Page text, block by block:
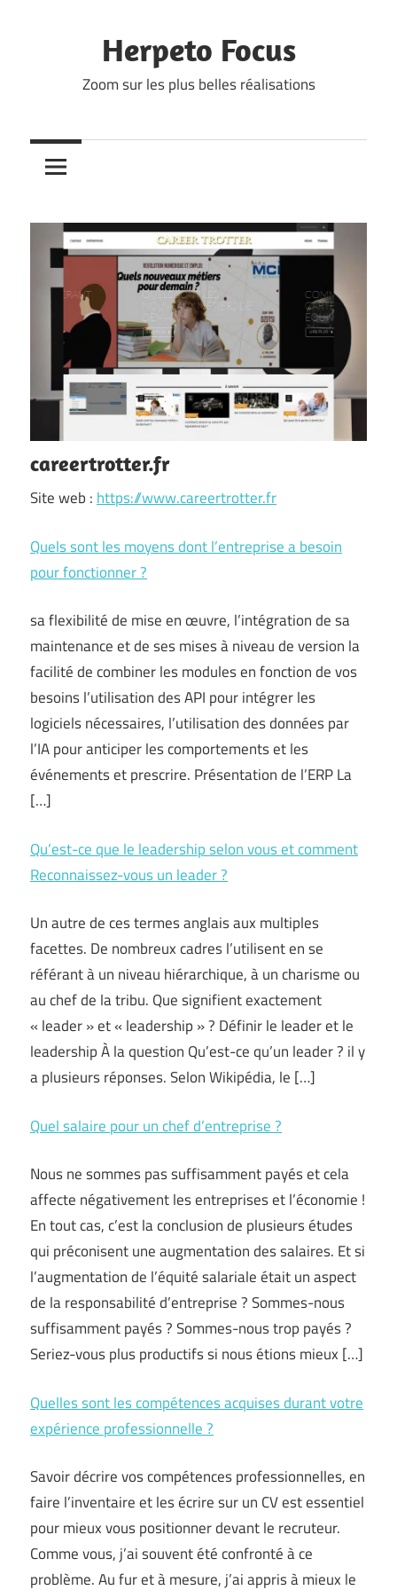
Herpeto Focus
Zoom sur les plus belles réalisations
careertrotter.fr
Site web : https://www.careertrotter.fr
Quels sont les moyens dont l’entreprise a besoin
pour fonctionner ?
sa flexibilité de mise en œuvre, l’intégration de sa
maintenance et de ses mises à niveau de version la
facilité de combiner les modules en fonction de vos
besoins l’utilisation des API pour intégrer les
logiciels nécessaires, l’utilisation des données par
l’IA pour anticiper les comportements et les
événements et prescrire. Présentation de l’ERP La
[…]
Qu’est-ce que le leadership selon vous et comment
Reconnaissez-vous un leader ?
Un autre de ces termes anglais aux multiples
facettes. De nombreux cadres l’utilisent en se
référant à un niveau hiérarchique, à un charisme ou
au chef de la tribu. Que signifient exactement
« leader » et « leadership » ? Définir le leader et le
leadership À la question Qu’est-ce qu’un leader ? il y
a plusieurs réponses. Selon Wikipédia, le […]
Quel salaire pour un chef d’entreprise ?
Nous ne sommes pas suffisamment payés et cela
affecte négativement les entreprises et l’économie !
En tout cas, c’est la conclusion de plusieurs études
qui préconisent une augmentation des salaires. Et si
l’augmentation de l’équité salariale était un aspect
de la responsabilité d’entreprise ? Sommes-nous
suffisamment payés ? Sommes-nous trop payés ?
Seriez-vous plus productifs si nous étions mieux […]
Quelles sont les compétences acquises durant votre
expérience professionnelle ?
Savoir décrire vos compétences professionnelles, en
faire l’inventaire et les écrire sur un CV est essentiel
pour mieux vous positionner devant le recruteur.
Comme vous, j’ai souvent été confronté à ce
problème. Au fur et à mesure, j’ai appris à mieux le